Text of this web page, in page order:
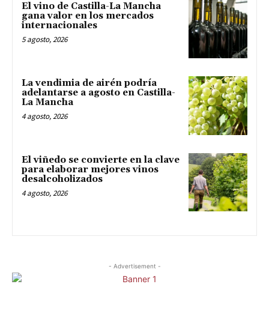
El vino de Castilla-La Mancha
gana valor en los mercados
internacionales
5 agosto, 2026
La vendimia de airén podría
adelantarse a agosto en Castilla-
La Mancha
4 agosto, 2026
El viñedo se convierte en la clave
para elaborar mejores vinos
desalcoholizados
4 agosto, 2026
- Advertisement -